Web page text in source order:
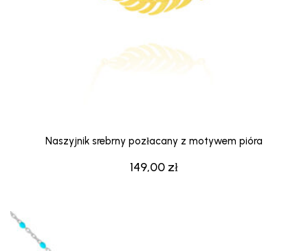
149,00 zł
Naszyjnik srebrny pozłacany z motywem pióra